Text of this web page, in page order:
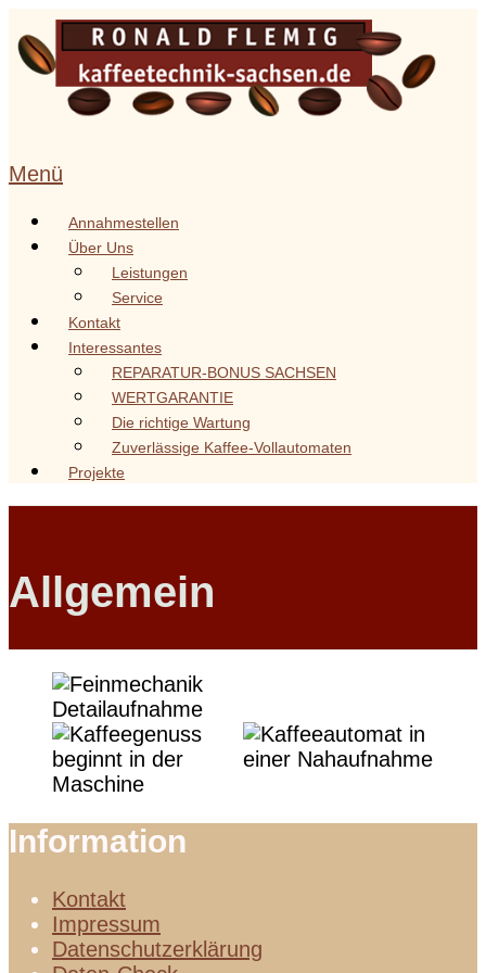
Inhalt
springen
Menü
Annahmestellen
Über Uns
Leistungen
Service
Kontakt
Interessantes
REPARATUR-BONUS SACHSEN
WERTGARANTIE
Die richtige Wartung
Zuverlässige Kaffee-Vollautomaten
Projekte
Allgemein
Information
Kontakt
Impressum
Datenschutzerklärung